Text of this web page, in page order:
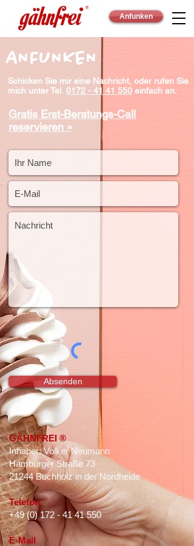
Anfunken
ANFUNKEN
Schicken Sie mir eine Nachricht, oder rufen Sie
mich unter Tel. 0172 - 41 41 550 einfach an.
Gratis Erst-Beratungs-Call
reservieren »
Absenden
GÄHNFREI ®
Inhaber: Volker Neumann
Hamburger Straße 73
21244 Buchholz in der Nordheide
Telefon
+49 (0) 172 - 41 41 550
E-Mail